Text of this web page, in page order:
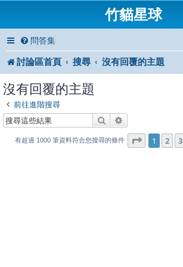
竹貓星球
問答集
討論區首頁 搜尋 沒有回覆的主題
沒有回覆的主題
前往進階搜尋
搜尋
有超過 1000 筆資料符合您搜尋的條件 第1 頁 (共
1 2 3